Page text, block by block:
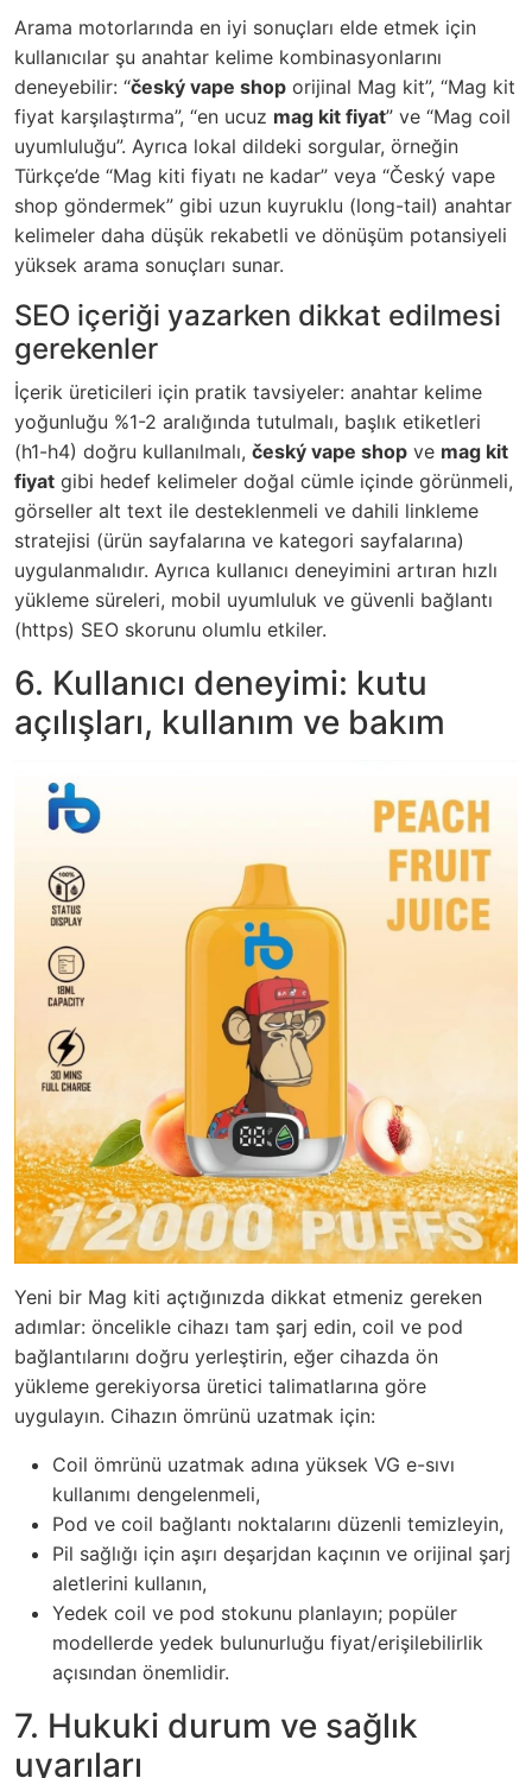
Arama motorlarında en iyi sonuçları elde etmek için
kullanıcılar şu anahtar kelime kombinasyonlarını
deneyebilir: “český vape shop orijinal Mag kit”, “Mag kit
fiyat karşılaştırma”, “en ucuz mag kit fiyat” ve “Mag coil
uyumluluğu”. Ayrıca lokal dildeki sorgular, örneğin
Türkçe’de “Mag kiti fiyatı ne kadar” veya “Český vape
shop göndermek” gibi uzun kuyruklu (long-tail) anahtar
kelimeler daha düşük rekabetli ve dönüşüm potansiyeli
yüksek arama sonuçları sunar.
SEO içeriği yazarken dikkat edilmesi
gerekenler
İçerik üreticileri için pratik tavsiyeler: anahtar kelime
yoğunluğu %1-2 aralığında tutulmalı, başlık etiketleri
(h1-h4) doğru kullanılmalı, český vape shop ve mag kit
fiyat gibi hedef kelimeler doğal cümle içinde görünmeli,
görseller alt text ile desteklenmeli ve dahili linkleme
stratejisi (ürün sayfalarına ve kategori sayfalarına)
uygulanmalıdır. Ayrıca kullanıcı deneyimini artıran hızlı
yükleme süreleri, mobil uyumluluk ve güvenli bağlantı
(https) SEO skorunu olumlu etkiler.
6. Kullanıcı deneyimi: kutu
açılışları, kullanım ve bakım
Yeni bir Mag kiti açtığınızda dikkat etmeniz gereken
adımlar: öncelikle cihazı tam şarj edin, coil ve pod
bağlantılarını doğru yerleştirin, eğer cihazda ön
yükleme gerekiyorsa üretici talimatlarına göre
uygulayın. Cihazın ömrünü uzatmak için:
Coil ömrünü uzatmak adına yüksek VG e-sıvı
kullanımı dengelenmeli,
Pod ve coil bağlantı noktalarını düzenli temizleyin,
Pil sağlığı için aşırı deşarjdan kaçının ve orijinal şarj
aletlerini kullanın,
Yedek coil ve pod stokunu planlayın; popüler
modellerde yedek bulunurluğu fiyat/erişilebilirlik
açısından önemlidir.
7. Hukuki durum ve sağlık
uyarıları